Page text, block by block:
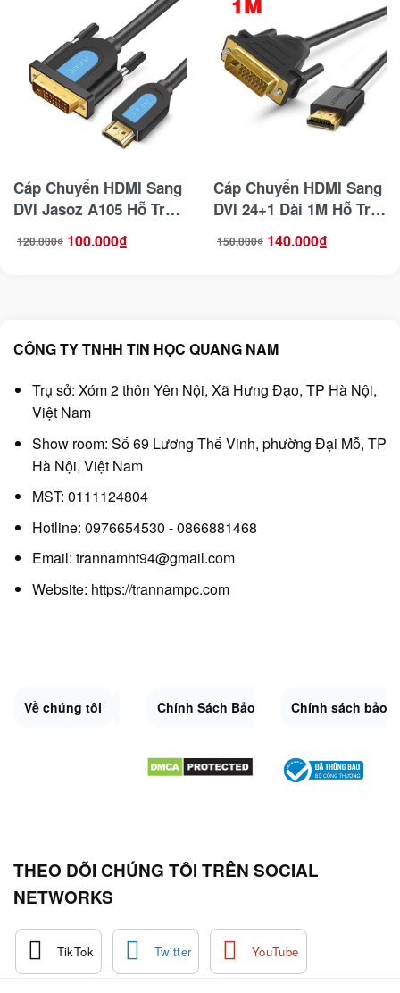
Cáp Chuyển HDMI Sang
DVI Jasoz A105 Hỗ Trợ
2 Chiều Đầu Cắm Mạ
Vàng Dài 1.5M
120.000₫
Giá
gốc 100.000₫
Giá
hiện
Cáp Chuyển HDMI Sang
DVI 24+1 Dài 1M Hỗ Trợ
2 Chiều Ugreen 30116
150.000₫
Giá
gốc 140.000₫
Giá
hiện
CÔNG TY TNHH TIN HỌC QUANG NAM
Trụ sở: Xóm 2 thôn Yên Nội, Xã Hưng Đạo, TP Hà Nội,
Việt Nam
Show room: Số 69 Lương Thế Vinh, phường Đại Mỗ, TP
Hà Nội, Việt Nam
MST: 0111124804
Hotline: 0976654530 - 0866881468
Email: trannamht94@gmail.com
Website: https://trannampc.com
Về chúng tôi Liên Hệ Quy Định Chung Sitemap.XML
Chính Sách Bảo Mật Đổi trả và hoàn
Chính sách bảo
THEO DÕI CHÚNG TÔI TRÊN SOCIAL
NETWORKS